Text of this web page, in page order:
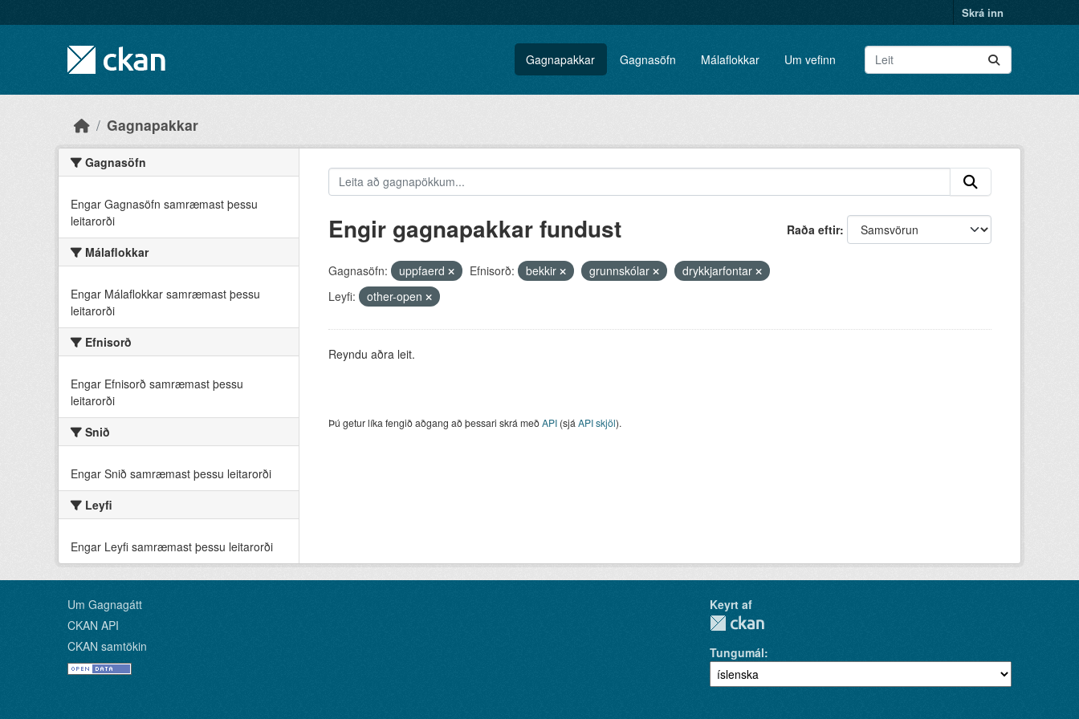
Skrá inn
Gagnapakkar Gagnasöfn Málaflokkar Um vefinn
Gagnapakkar
Gagnasöfn
Engar Gagnasöfn samræmast þessu
leitarorði
Málaflokkar
Engar Málaflokkar samræmast þessu
leitarorði
Efnisorð
Engar Efnisorð samræmast þessu
leitarorði
Snið
Engar Snið samræmast þessu leitarorði
Leyfi
Engar Leyfi samræmast þessu leitarorði
Raða eftir
Engir gagnapakkar fundust
Gagnasöfn: uppfaerd Efnisorð: bekkir grunnskólar
drykkjarfontar
Leyfi:
other-open
Reyndu aðra leit.
Þú getur líka fengið aðgang að þessari skrá meðAPI(sjá API skjöl).
Um Gagnagátt
CKAN API
CKAN samtökin
Keyrt af
Tungumál